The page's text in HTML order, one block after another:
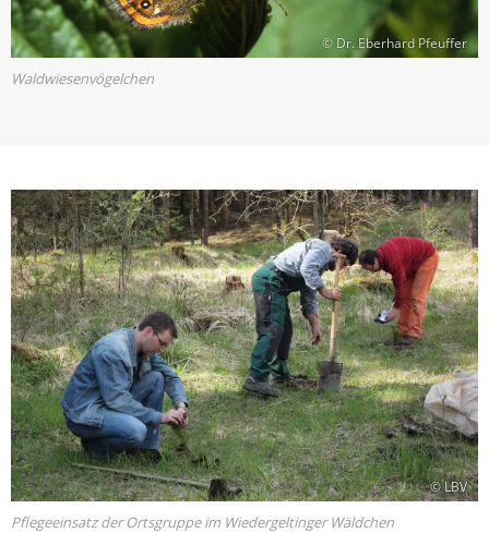
© Dr. Eberhard Pfeuffer
Waldwiesenvögelchen
© LBV
Pflegeeinsatz der Ortsgruppe im Wiedergeltinger Wäldchen